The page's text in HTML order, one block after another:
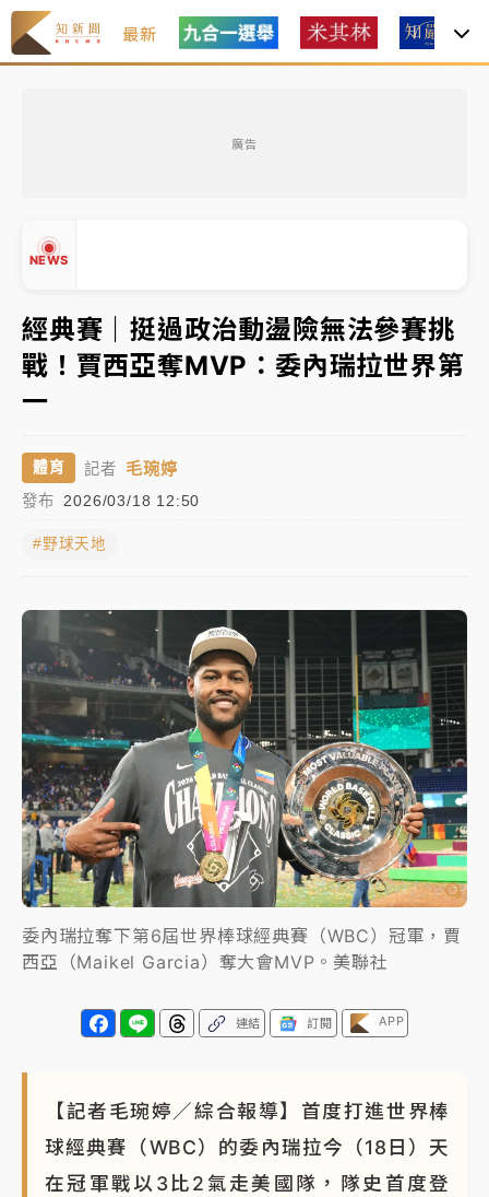
最新
廣告
NEWS
「白海豚」雨炸新北！通報109件災情 侯友宜揭這類災
損最多
白海豚挾豪雨狂炸新北！時雨量破百毫米 水塔、雨棚
砸落毀車
最好玩的父親節！「爸氣集合」出發工程冒險島 邀社
福孩童齊暢玩
強風長浪襲馬祖！「白海豚」逼近劃設警戒區 違規戲
水觀浪恐重罰失血
雨不穩定」
「好事多磨」
韓股最壞時期已過？大摩估去槓桿完成逾半 波動率降
至2個月低
「白海豚」雨炸新北！通報109件災情 侯友宜揭這類災
損最多
白海豚挾豪雨狂炸新北！時雨量破百毫米 水塔、雨棚
砸落毀車
最好玩的父親節！「爸氣集合」出發工程冒險島 邀社
福孩童齊暢玩
強風長浪襲馬祖！「白海豚」逼近劃設警戒區 違規戲
水觀浪恐重罰失血
白海豚瘦身！中部以北防劇烈降水 本周天氣展望「多
雨不穩定」
▲
▼
經典賽｜挺過政治動盪險無法參賽挑
戰！賈西亞奪MVP：委內瑞拉世界第
一
體育 記者 毛琬婷
發布 2026/03/18 12:50
#野球天地
委內瑞拉奪下第6屆世界棒球經典賽（WBC）冠軍，賈
西亞（Maikel Garcia）奪大會MVP。美聯社
連結 訂閱 APP
【記者毛琬婷／綜合報導】首度打進世界棒
球經典賽（WBC）的委內瑞拉今（18日）天
在冠軍戰以3比2氣走美國隊，隊史首度登